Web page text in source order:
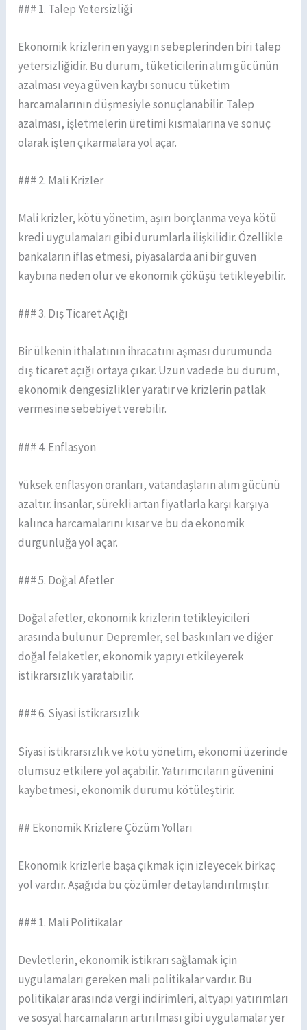
### 1. Talep Yetersizliği
Ekonomik krizlerin en yaygın sebeplerinden biri talep
yetersizliğidir. Bu durum, tüketicilerin alım gücünün
azalması veya güven kaybı sonucu tüketim
harcamalarının düşmesiyle sonuçlanabilir. Talep
azalması, işletmelerin üretimi kısmalarına ve sonuç
olarak işten çıkarmalara yol açar.
### 2. Mali Krizler
Mali krizler, kötü yönetim, aşırı borçlanma veya kötü
kredi uygulamaları gibi durumlarla ilişkilidir. Özellikle
bankaların iflas etmesi, piyasalarda ani bir güven
kaybına neden olur ve ekonomik çöküşü tetikleyebilir.
### 3. Dış Ticaret Açığı
Bir ülkenin ithalatının ihracatını aşması durumunda
dış ticaret açığı ortaya çıkar. Uzun vadede bu durum,
ekonomik dengesizlikler yaratır ve krizlerin patlak
vermesine sebebiyet verebilir.
### 4. Enflasyon
Yüksek enflasyon oranları, vatandaşların alım gücünü
azaltır. İnsanlar, sürekli artan fiyatlarla karşı karşıya
kalınca harcamalarını kısar ve bu da ekonomik
durgunluğa yol açar.
### 5. Doğal Afetler
Doğal afetler, ekonomik krizlerin tetikleyicileri
arasında bulunur. Depremler, sel baskınları ve diğer
doğal felaketler, ekonomik yapıyı etkileyerek
istikrarsızlık yaratabilir.
### 6. Siyasi İstikrarsızlık
Siyasi istikrarsızlık ve kötü yönetim, ekonomi üzerinde
olumsuz etkilere yol açabilir. Yatırımcıların güvenini
kaybetmesi, ekonomik durumu kötüleştirir.
## Ekonomik Krizlere Çözüm Yolları
Ekonomik krizlerle başa çıkmak için izleyecek birkaç
yol vardır. Aşağıda bu çözümler detaylandırılmıştır.
### 1. Mali Politikalar
Devletlerin, ekonomik istikrarı sağlamak için
uygulamaları gereken mali politikalar vardır. Bu
politikalar arasında vergi indirimleri, altyapı yatırımları
ve sosyal harcamaların artırılması gibi uygulamalar yer